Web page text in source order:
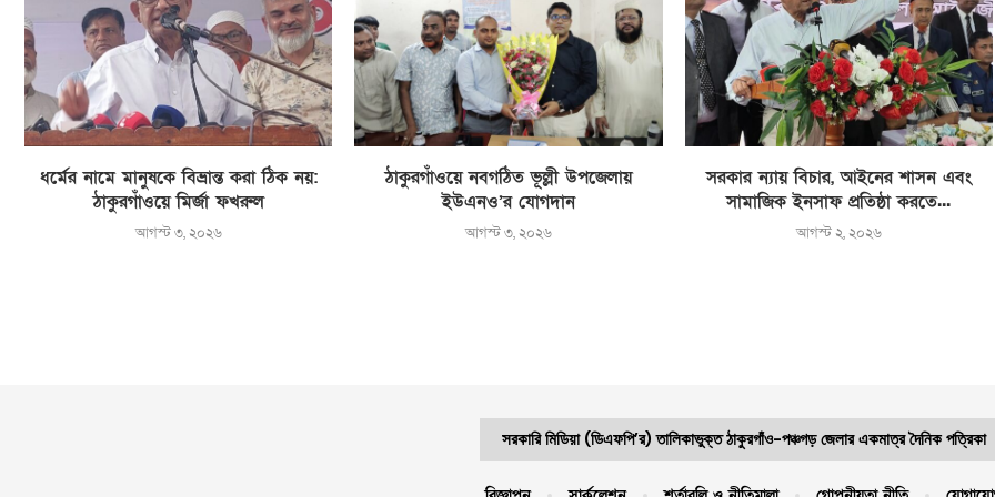
ধর্মের নামে মানুষকে বিভ্রান্ত করা ঠিক নয়:
ঠাকুরগাঁওয়ে মির্জা ফখরুল
আগস্ট ৩, ২০২৬
ঠাকুরগাঁওয়ে নবগঠিত ভূল্লী উপজেলায়
ইউএনও’র যোগদান
আগস্ট ৩, ২০২৬
সরকার ন্যায় বিচার, আইনের শাসন এবং
সামাজিক ইনসাফ প্রতিষ্ঠা করতে...
আগস্ট ২, ২০২৬
সরকারি মিডিয়া (ডিএফপি’র) তালিকাভুক্ত ঠাকুরগাঁও-পঞ্চগড় জেলার একমাত্র দৈনিক পত্রিকা